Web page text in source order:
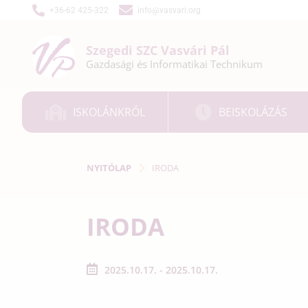
+36-62 425-322 info@vasvari.org
Szegedi SZC Vasvári Pál
Gazdasági és Informatikai Technikum
ISKOLÁNKRÓL BEISKOLÁZÁS
NYITÓLAP IRODA
IRODA
2025.10.17. - 2025.10.17.